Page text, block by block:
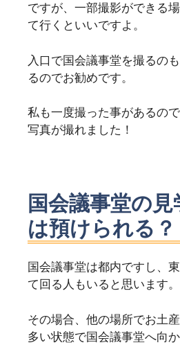
ですが、一部撮影ができる
て行くといいですよ。
入口で国会議事堂を撮るの
るのでお勧めです。
私も一度撮った事があるの
写真が撮れました！
国会議事堂の
は預けられる？
国会議事堂は都内ですし、
て回る人もいると思います。
その場合、他の場所でお土
多い状態で国会議事堂へ向